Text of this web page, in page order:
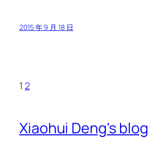
2015 年 9 月 18 日
1 2
Xiaohui Deng's blog